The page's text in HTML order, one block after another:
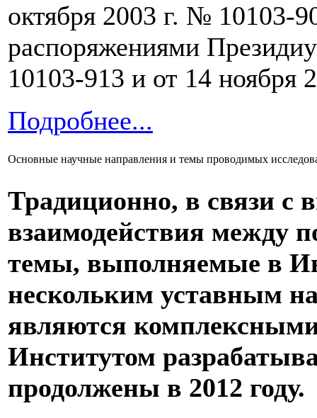
октября 2003 г. № 10103-
распоряжениями
10103-913 и от 14 ноября
Подробнее...
Основные научные направления и темы проводимых
Традиционно, в связи с
взаимодействия между
темы, выполняемые в
нескольким уставным
являются
Институтом
продолжены в 2012 году.